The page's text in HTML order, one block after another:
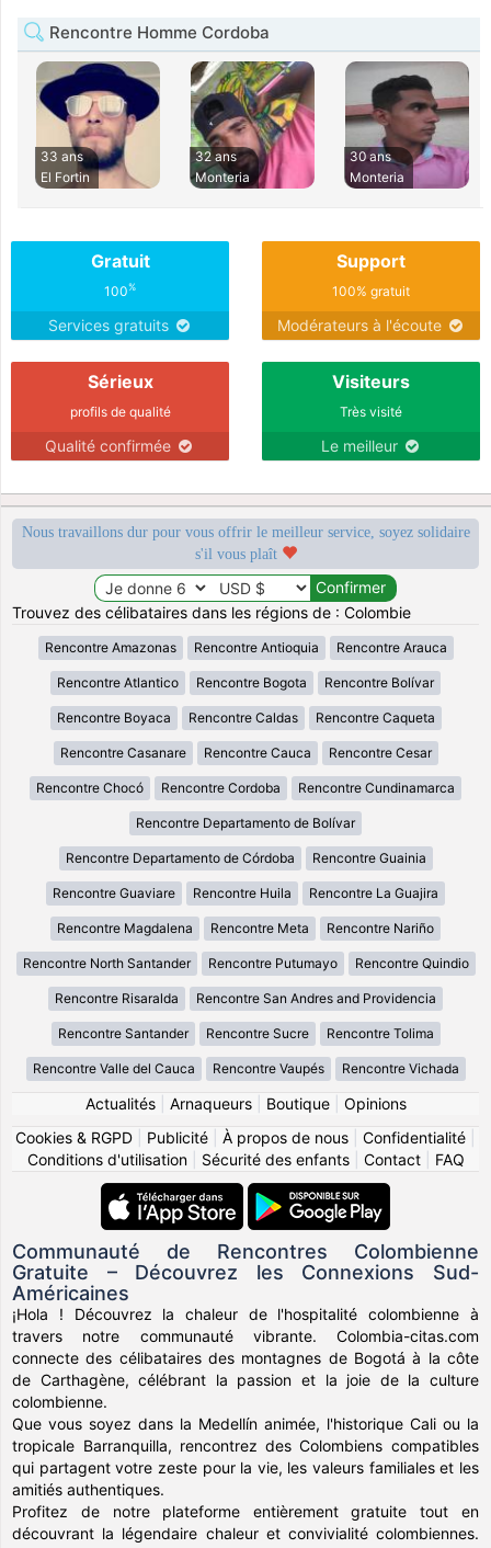
Rencontre Homme Cordoba
33 ans
El Fortin
32 ans
Monteria
30 ans
Monteria
Gratuit
100%
Services gratuits
Support
100% gratuit
Modérateurs à l'écoute
Sérieux
profils de qualité
Qualité confirmée
Visiteurs
Très visité
Le meilleur
Nous travaillons dur pour vous offrir le meilleur service, soyez solidaire
s'il vous plaît
Trouvez des célibataires dans les régions de : Colombie
Rencontre Amazonas Rencontre Antioquia Rencontre Arauca
Rencontre Atlantico Rencontre Bogota Rencontre Bolívar
Rencontre Boyaca Rencontre Caldas Rencontre Caqueta
Rencontre Casanare Rencontre Cauca Rencontre Cesar
Rencontre Chocó Rencontre Cordoba Rencontre Cundinamarca
Rencontre Departamento de Bolívar
Rencontre Departamento de Córdoba Rencontre Guainia
Rencontre Guaviare Rencontre Huila Rencontre La Guajira
Rencontre Magdalena Rencontre Meta Rencontre Nariño
Rencontre North Santander Rencontre Putumayo Rencontre Quindio
Rencontre Risaralda Rencontre San Andres and Providencia
Rencontre Santander Rencontre Sucre Rencontre Tolima
Rencontre Valle del Cauca Rencontre Vaupés Rencontre Vichada
Actualités| Arnaqueurs| Boutique| Opinions
Cookies & RGPD
Publicité À propos de nous Confidentialité
Conditions d'utilisation| Sécurité des enfants| Contact| FAQ
Communauté de Rencontres Colombienne
Gratuite – Découvrez les Connexions Sud-
Américaines
¡Hola ! Découvrez la chaleur de l'hospitalité colombienne à
travers notre communauté vibrante. Colombia-citas.com
connecte des célibataires des montagnes de Bogotá à la côte
de Carthagène, célébrant la passion et la joie de la culture
colombienne.
Que vous soyez dans la Medellín animée, l'historique Cali ou la
tropicale Barranquilla, rencontrez des Colombiens compatibles
qui partagent votre zeste pour la vie, les valeurs familiales et les
amitiés authentiques.
Profitez de notre plateforme entièrement gratuite tout en
découvrant la légendaire chaleur et convivialité colombiennes.